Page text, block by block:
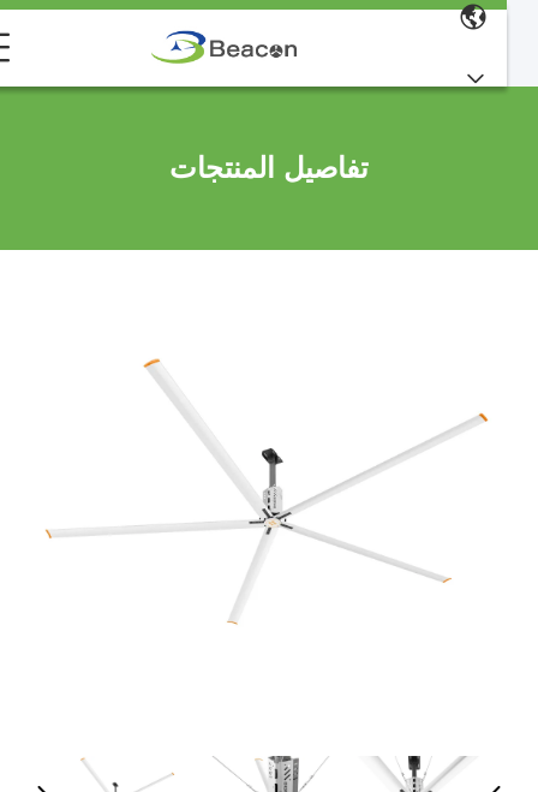
تفاصيل المنتجات